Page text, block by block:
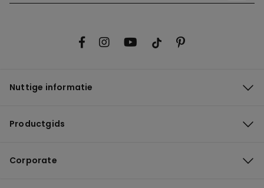
Nuttige informatie
Productgids
Corporate